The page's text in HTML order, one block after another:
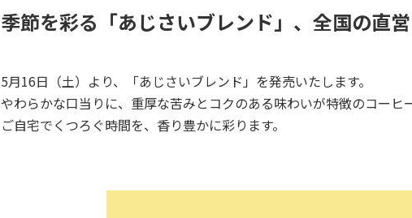
季節を彩る「あじさいブレンド」、全国の直
5月16日（土）より、「あじさいブレンド」を発売いたします。
やわらかな口当りに、重厚な苦みとコクのある味わいが特徴のコー
ご自宅でくつろぐ時間を、香り豊かに彩ります。